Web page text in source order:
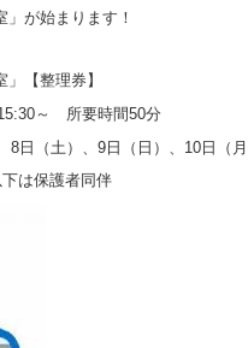
」が始まります！
」【整理券】
～ 所要時間50分
8日（土）、9日（日）、10日（月
は保護者同伴